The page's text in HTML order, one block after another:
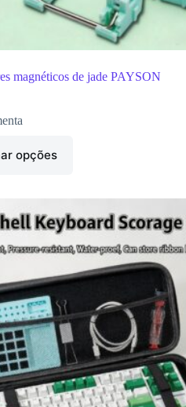
magnéticos de jade PAYSON
opções